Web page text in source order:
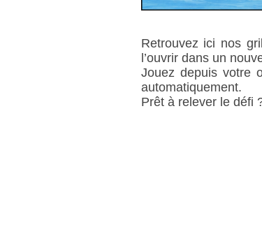
Retrouvez ici nos
l’ouvrir dans un
Jouez depuis votre
automatiquement.
Prêt à relever le défi